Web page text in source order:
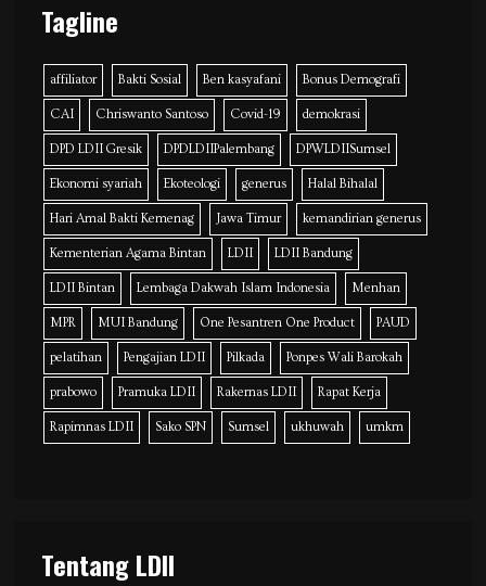
Tagline
affiliator Bakti Sosial Ben kasyafani Bonus Demografi
CAI Chriswanto Santoso Covid-19 demokrasi
DPD LDII Gresik DPDLDIIPalembang DPWLDIISumsel
Ekonomi syariah Ekoteologi generus Halal Bihalal
Hari Amal Bakti Kemenag Jawa Timur kemandirian generus
Kementerian Agama Bintan LDII LDII Bandung
LDII Bintan Lembaga Dakwah Islam Indonesia Menhan
MPR MUI Bandung One Pesantren One Product PAUD
pelatihan Pengajian LDII Pilkada Ponpes Wali Barokah
prabowo Pramuka LDII Rakernas LDII Rapat Kerja
Rapimnas LDII Sako SPN Sumsel ukhuwah umkm
Tentang LDII